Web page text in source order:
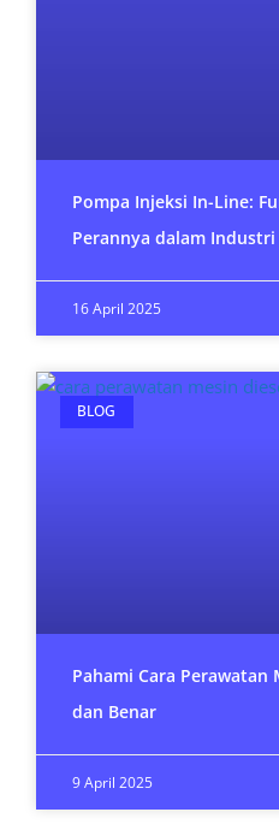
Pompa Injeksi In-Line:
Perannya dalam Industri
16 April 2025
BLOG
Pahami Cara Perawatan
dan Benar
9 April 2025